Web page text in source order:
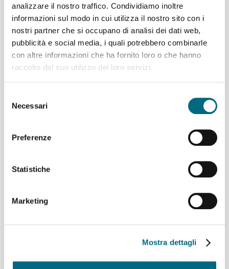
analizzare il nostro traffico. Condividiamo inoltre
informazioni sul modo in cui utilizza il nostro sito con i
nostri partner che si occupano di analisi dei dati web,
pubblicità e social media, i quali potrebbero combinarle
con altre informazioni che ha fornito loro o che hanno
raccolto dal suo utilizzo dei loro servizi.
delNecessari
Preferenze
Statistiche
Marketing
Mostra dettagli
Funicolare Zecca-Righi in
Funicolare Zecca Righi in
Funicolare Zecca Righi